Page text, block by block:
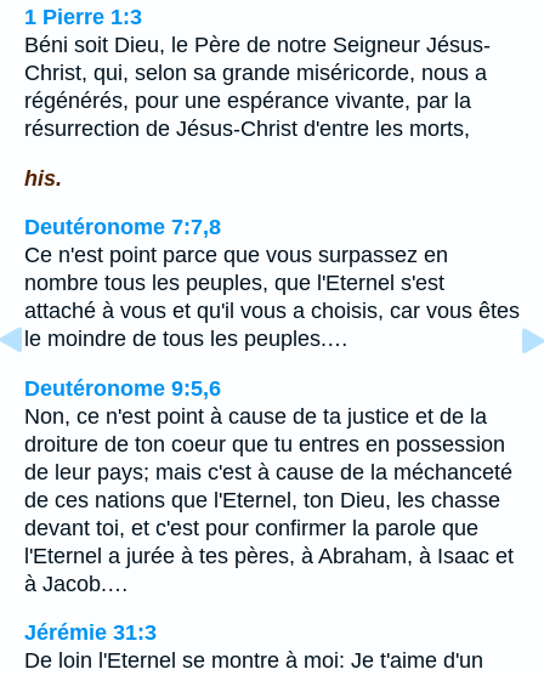
1 Pierre 1:3
Béni soit Dieu, le Père de notre Seigneur Jésus-
Christ, qui, selon sa grande miséricorde, nous a
régénérés, pour une espérance vivante, par la
résurrection de Jésus-Christ d'entre les morts,
his.
Deutéronome 7:7,8
Ce n'est point parce que vous surpassez en
nombre tous les peuples, que l'Eternel s'est
attaché à vous et qu'il vous a choisis, car vous êtes
le moindre de tous les peuples.…
Deutéronome 9:5,6
Non, ce n'est point à cause de ta justice et de la
droiture de ton coeur que tu entres en possession
de leur pays; mais c'est à cause de la méchanceté
de ces nations que l'Eternel, ton Dieu, les chasse
devant toi, et c'est pour confirmer la parole que
l'Eternel a jurée à tes pères, à Abraham, à Isaac et
à Jacob.…
Jérémie 31:3
De loin l'Eternel se montre à moi: Je t'aime d'un